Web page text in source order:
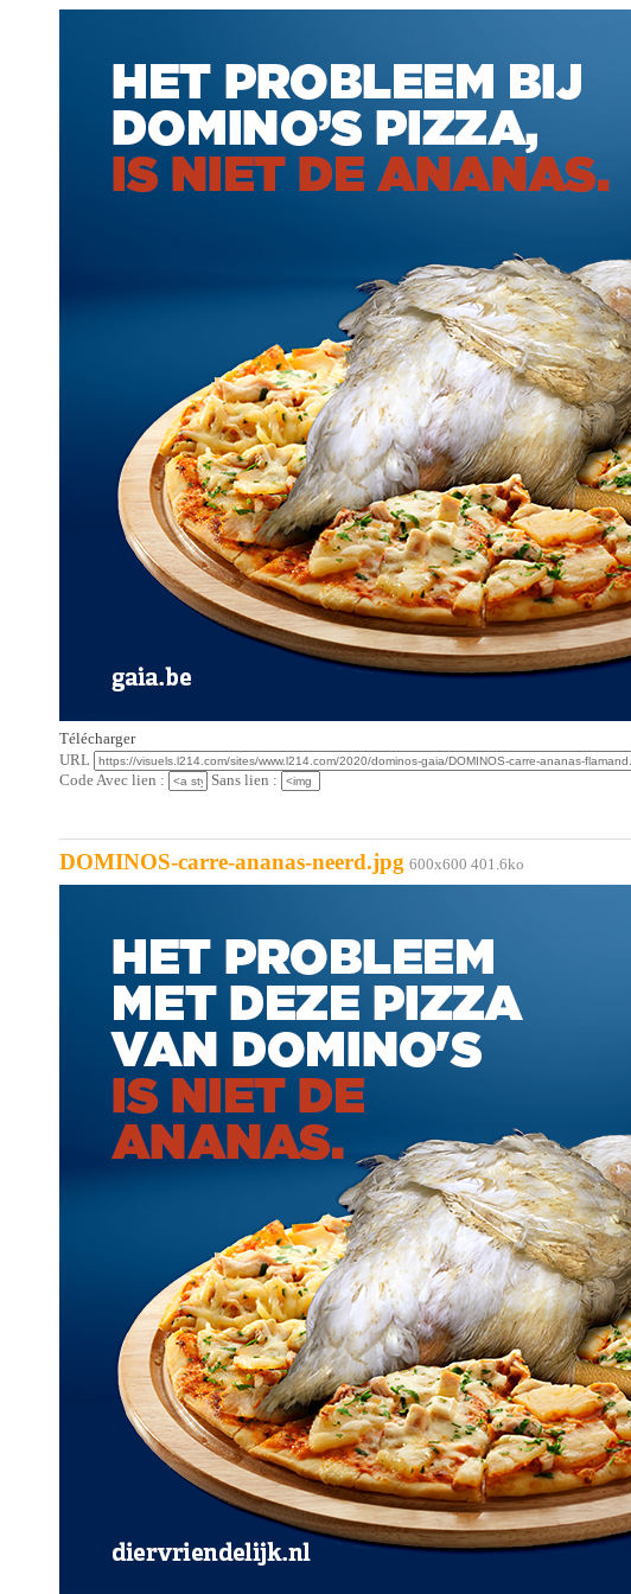
Télécharger
URL
Code Avec lien :
Sans lien :
DOMINOS-carre-ananas-neerd.jpg 600x600 401.6ko